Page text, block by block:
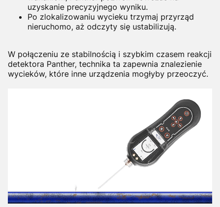
uzyskanie precyzyjnego wyniku.
Po zlokalizowaniu wycieku trzymaj przyrząd
nieruchomo, aż odczyty się ustabilizują.
W połączeniu ze stabilnością i szybkim czasem reakcji
detektora Panther, technika ta zapewnia znalezienie
wycieków, które inne urządzenia mogłyby przeoczyć.